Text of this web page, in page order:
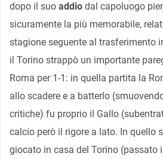
dopo il suo addio dal capoluogo
sicuramente la più memorabile,
stagione seguente al trasferimento
il Torino strappò un importante
Roma per 1-1: in quella partita la
allo scadere e a batterlo
critiche) fu proprio il Gallo
calcio però il rigore a lato. In quello
giocato in casa del Torino (passato